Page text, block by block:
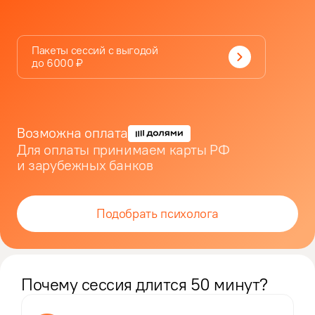
Пакеты сессий с выгодой
до 6000 ₽
Возможна оплата
Для оплаты принимаем карты РФ
и зарубежных банков
Подобрать психолога
Почему сессия длится 50 минут?